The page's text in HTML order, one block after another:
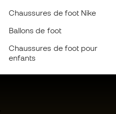
Chaussures de foot Nike
Ballons de foot
Chaussures de foot pour
enfants